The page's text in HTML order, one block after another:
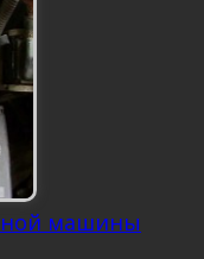
машины